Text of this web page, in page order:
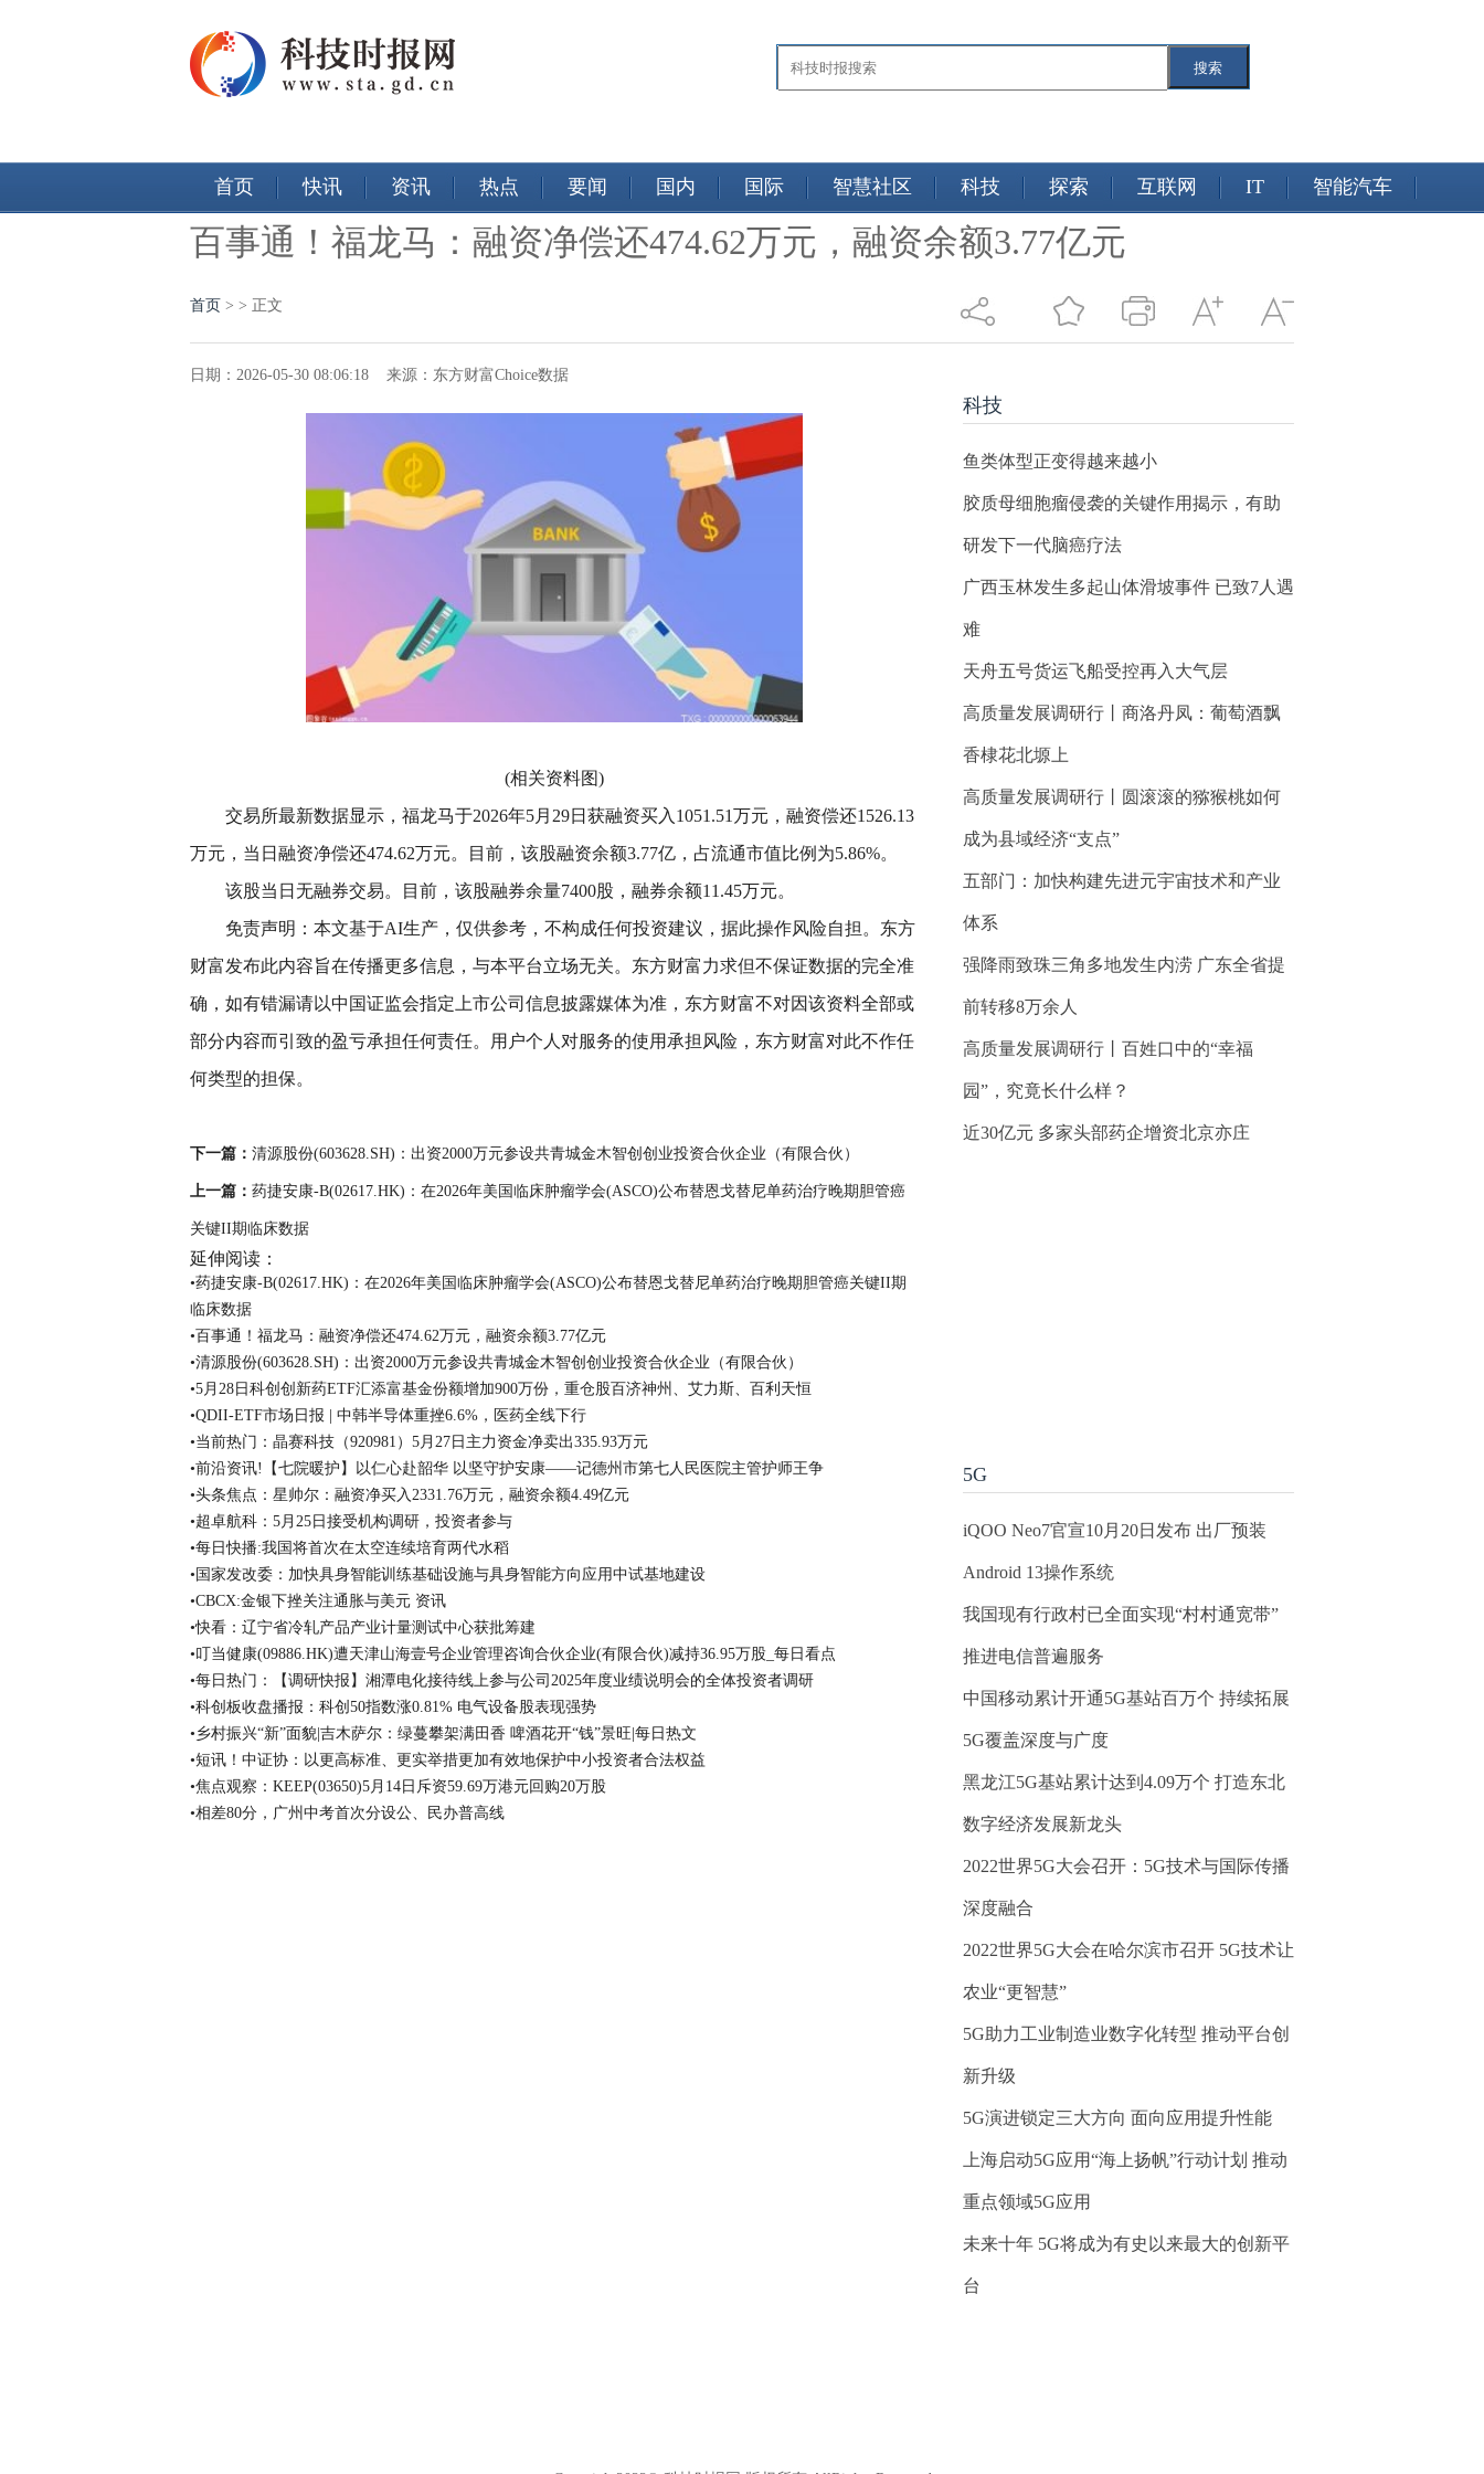
搜索
首页 快讯 资讯 热点 要闻 国内 国际 智慧社区 科技 探索 互联网 IT 智能汽车
百事通！福龙马：融资净偿还474.62万元，融资余额3.77亿元
首页 > > 正文
日期：2026-05-30 08:06:18 来源：东方财富Choice数据
(相关资料图)
交易所最新数据显示，福龙马于2026年5月29日获融资买入1051.51万元，融资偿还1526.13
万元，当日融资净偿还474.62万元。目前，该股融资余额3.77亿，占流通市值比例为5.86%。
该股当日无融券交易。目前，该股融券余量7400股，融券余额11.45万元。
免责声明：本文基于AI生产，仅供参考，不构成任何投资建议，据此操作风险自担。东方
财富发布此内容旨在传播更多信息，与本平台立场无关。东方财富力求但不保证数据的完全准
确，如有错漏请以中国证监会指定上市公司信息披露媒体为准，东方财富不对因该资料全部或
部分内容而引致的盈亏承担任何责任。用户个人对服务的使用承担风险，东方财富对此不作任
何类型的担保。
下一篇： 清源股份(603628.SH)：出资2000万元参设共青城金木智创创业投资合伙企业（有限合伙）
上一篇： 药捷安康-B(02617.HK)：在2026年美国临床肿瘤学会(ASCO)公布替恩戈替尼单药治疗晚期胆管癌
关键II期临床数据
延伸阅读：
•药捷安康-B(02617.HK)：在2026年美国临床肿瘤学会(ASCO)公布替恩戈替尼单药治疗晚期胆管癌关键II期
临床数据
•百事通！福龙马：融资净偿还474.62万元，融资余额3.77亿元
•清源股份(603628.SH)：出资2000万元参设共青城金木智创创业投资合伙企业（有限合伙）
•5月28日科创创新药ETF汇添富基金份额增加900万份，重仓股百济神州、艾力斯、百利天恒
•QDII-ETF市场日报 | 中韩半导体重挫6.6%，医药全线下行
•当前热门：晶赛科技（920981）5月27日主力资金净卖出335.93万元
•前沿资讯!【七院暖护】以仁心赴韶华 以坚守护安康——记德州市第七人民医院主管护师王争
•头条焦点：星帅尔：融资净买入2331.76万元，融资余额4.49亿元
•超卓航科：5月25日接受机构调研，投资者参与
•每日快播:我国将首次在太空连续培育两代水稻
•国家发改委：加快具身智能训练基础设施与具身智能方向应用中试基地建设
•CBCX:金银下挫关注通胀与美元 资讯
•快看：辽宁省冷轧产品产业计量测试中心获批筹建
•叮当健康(09886.HK)遭天津山海壹号企业管理咨询合伙企业(有限合伙)减持36.95万股_每日看点
•每日热门：【调研快报】湘潭电化接待线上参与公司2025年度业绩说明会的全体投资者调研
•科创板收盘播报：科创50指数涨0.81% 电气设备股表现强势
•乡村振兴“新”面貌|吉木萨尔：绿蔓攀架满田香 啤酒花开“钱”景旺|每日热文
•短讯！中证协：以更高标准、更实举措更加有效地保护中小投资者合法权益
•焦点观察：KEEP(03650)5月14日斥资59.69万港元回购20万股
•相差80分，广州中考首次分设公、民办普高线
科技
鱼类体型正变得越来越小
胶质母细胞瘤侵袭的关键作用揭示，有助
研发下一代脑癌疗法
广西玉林发生多起山体滑坡事件 已致7人遇
难
天舟五号货运飞船受控再入大气层
高质量发展调研行丨商洛丹凤：葡萄酒飘
香棣花北塬上
高质量发展调研行丨圆滚滚的猕猴桃如何
成为县域经济“支点”
五部门：加快构建先进元宇宙技术和产业
体系
强降雨致珠三角多地发生内涝 广东全省提
前转移8万余人
高质量发展调研行丨百姓口中的“幸福
园”，究竟长什么样？
近30亿元 多家头部药企增资北京亦庄
5G
iQOO Neo7官宣10月20日发布 出厂预装
Android 13操作系统
我国现有行政村已全面实现“村村通宽带”
推进电信普遍服务
中国移动累计开通5G基站百万个 持续拓展
5G覆盖深度与广度
黑龙江5G基站累计达到4.09万个 打造东北
数字经济发展新龙头
2022世界5G大会召开：5G技术与国际传播
深度融合
2022世界5G大会在哈尔滨市召开 5G技术让
农业“更智慧”
5G助力工业制造业数字化转型 推动平台创
新升级
5G演进锁定三大方向 面向应用提升性能
上海启动5G应用“海上扬帆”行动计划 推动
重点领域5G应用
未来十年 5G将成为有史以来最大的创新平
台